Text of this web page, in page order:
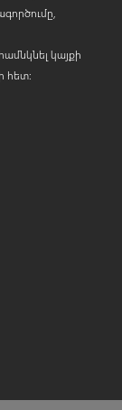
կայքի
հետ: